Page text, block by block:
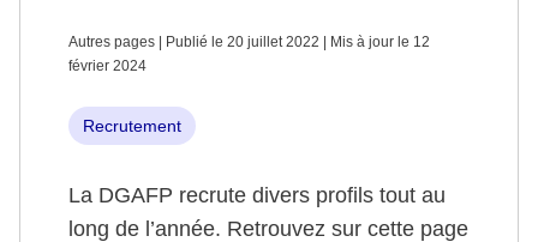
Autres pages | Publié le 20 juillet 2022 | Mis à jour le 12
février 2024
Recrutement
La DGAFP recrute divers profils tout au
long de l’année. Retrouvez sur cette page